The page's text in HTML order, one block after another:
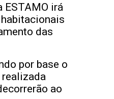
ESTAMO irá
das
por base o
ao